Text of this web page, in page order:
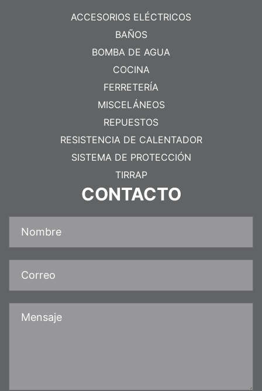
ACCESORIOS ELÉCTRICOS
BAÑOS
BOMBA DE AGUA
COCINA
FERRETERÍA
MISCELÁNEOS
REPUESTOS
RESISTENCIA DE CALENTADOR
SISTEMA DE PROTECCIÓN
TIRRAP
CONTACTO